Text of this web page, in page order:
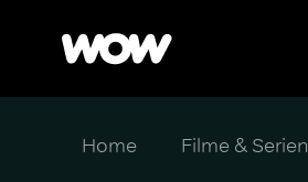
Home Filme & Serien